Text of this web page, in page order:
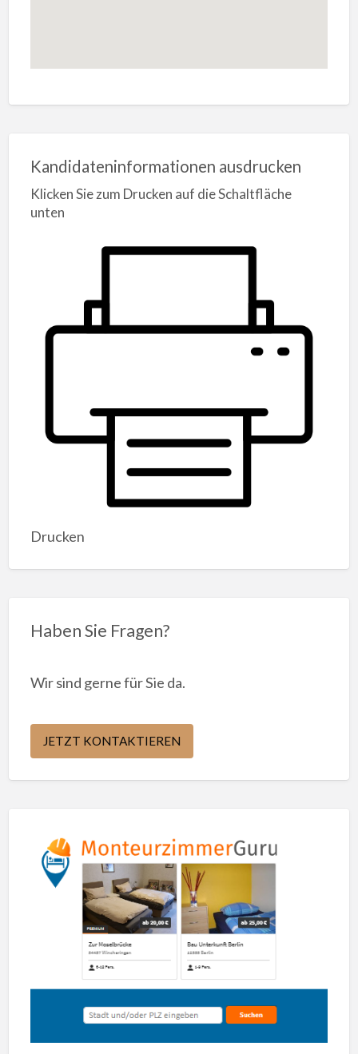
Kandidateninformationen ausdrucken
Klicken Sie zum Drucken auf die Schaltfläche
unten
Drucken
Haben Sie Fragen?
Wir sind gerne für Sie da.
JETZT KONTAKTIEREN